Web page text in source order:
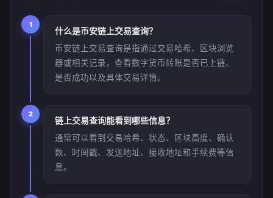
1
什么是币安链上交易查询？
币安链上交易查询是指通过交易哈希、区块浏览
器或相关记录，查看数字货币转账是否已上链、
是否成功以及具体交易详情。
2
链上交易查询能看到哪些信息？
通常可以看到交易哈希、状态、区块高度、确认
数、时间戳、发送地址、接收地址和手续费等信
息。